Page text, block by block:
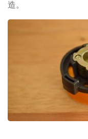
造。